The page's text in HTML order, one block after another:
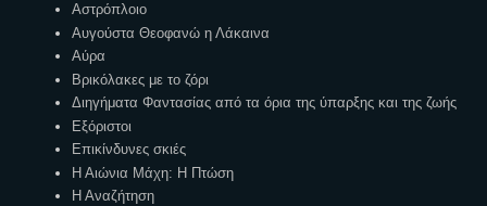
Αστρόπλοιο
Αυγούστα Θεοφανώ η Λάκαινα
Αύρα
Βρικόλακες με το ζόρι
Διηγήματα Φαντασίας από τα όρια της ύπαρξης και της ζωής
Εξόριστοι
Επικίνδυνες σκιές
Η Αιώνια Μάχη: Η Πτώση
Η Αναζήτηση